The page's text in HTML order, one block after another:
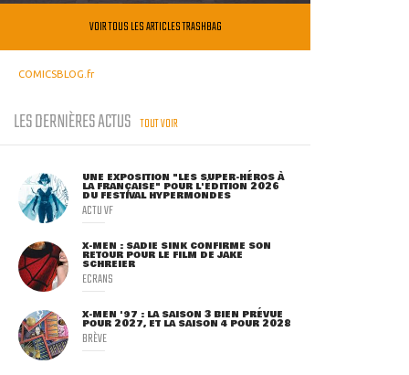
VOIR TOUS LES ARTICLES TRASHBAG
COMICSBLOG.fr
LES DERNIÈRES ACTUS TOUT VOIR
UNE EXPOSITION "LES SUPER-HÉROS À
LA FRANÇAISE" POUR L'ÉDITION 2026
DU FESTIVAL HYPERMONDES
ACTU VF
X-MEN : SADIE SINK CONFIRME SON
RETOUR POUR LE FILM DE JAKE
SCHREIER
ECRANS
X-MEN '97 : LA SAISON 3 BIEN PRÉVUE
POUR 2027, ET LA SAISON 4 POUR 2028
BRÈVE